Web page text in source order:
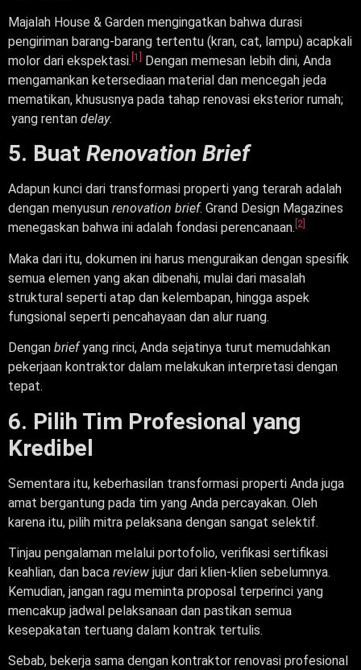
Majalah House & Garden mengingatkan bahwa durasi
pengiriman barang-barang tertentu (kran, cat, lampu) acapkali
molor dari ekspektasi. [1]
Dengan memesan lebih dini, Anda
mengamankan ketersediaan material dan mencegah jeda
mematikan, khususnya pada tahap renovasi eksterior rumah;
yang rentan delay.
5. Buat Renovation Brief
Adapun kunci dari transformasi properti yang terarah adalah
dengan menyusun renovation brief. Grand Design Magazines
menegaskan bahwa ini adalah fondasi perencanaan. [2]
Maka dari itu, dokumen ini harus menguraikan dengan spesifik
semua elemen yang akan dibenahi, mulai dari masalah
struktural seperti atap dan kelembapan, hingga aspek
fungsional seperti pencahayaan dan alur ruang.
Dengan briefyang rinci, Anda sejatinya turut memudahkan
pekerjaan kontraktor dalam melakukan interpretasi dengan
tepat.
6. Pilih Tim Profesional yang
Kredibel
Sementara itu, keberhasilan transformasi properti Anda juga
amat bergantung pada tim yang Anda percayakan. Oleh
karena itu, pilih mitra pelaksana dengan sangat selektif.
Tinjau pengalaman melalui portofolio, verifikasi sertifikasi
keahlian, dan baca review jujur dari klien-klien sebelumnya.
Kemudian, jangan ragu meminta proposal terperinci yang
mencakup jadwal pelaksanaan dan pastikan semua
kesepakatan tertuang dalam kontrak tertulis.
Sebab, bekerja sama dengan kontraktor renovasi profesional